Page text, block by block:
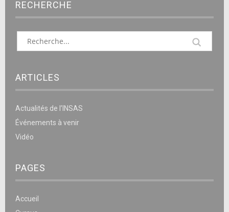
RECHERCHE
ARTICLES
Actualités de l’INSAS
Événements à venir
Vidéo
PAGES
Accueil